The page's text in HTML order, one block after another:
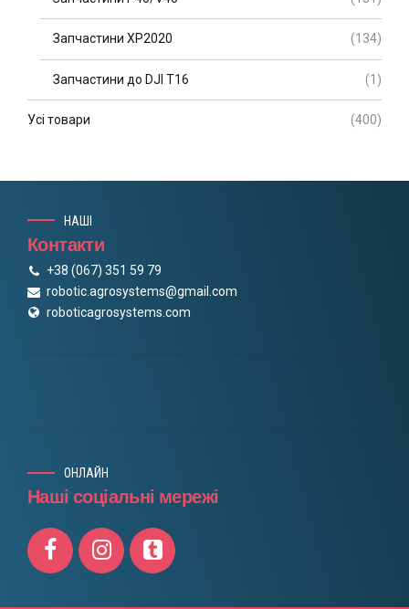
Запчастини XP2020 (134)
Запчастини до DJI T16 (1)
Усі товари (400)
НАШІ
Контакти
+38 (067) 351 59 79
robotic.agrosystems@gmail.com
roboticagrosystems.com
ОНЛАЙН
Наші соціальні мережі